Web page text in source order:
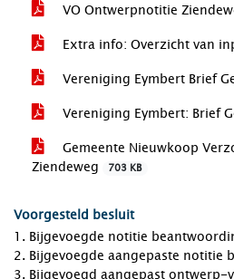
VO Ontwerpnotitie
Extra info: Overzicht van
Vereniging Eymbert Brief
Vereniging Eymbert: Brief
Gemeente Nieuwkoop
Ziendeweg
703 KB
Voorgesteld besluit
1. Bijgevoegde notitie
2. Bijgevoegde aangepaste notitie
3. Bijgevoegd aangepast ontwerp-